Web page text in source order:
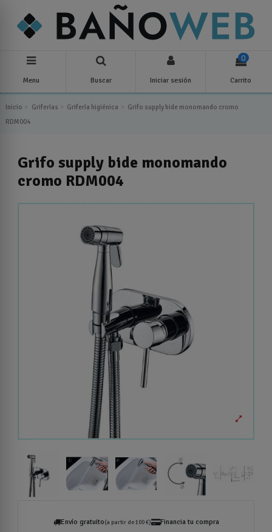
Menu Buscar Iniciar sesión
0
Carrito
Inicio Griferías Grifería higiénica
Grifo supply bide monomando cromo
RDM004
Grifo supply bide monomando
cromo RDM004
Envío gratuito(a partir de 100 €)
Financia tu compra